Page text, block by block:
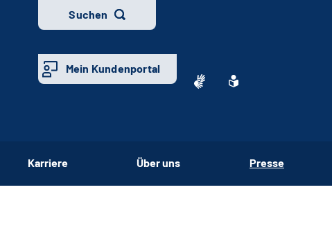
Suchen
Mein Kundenportal
Karriere Über uns Presse